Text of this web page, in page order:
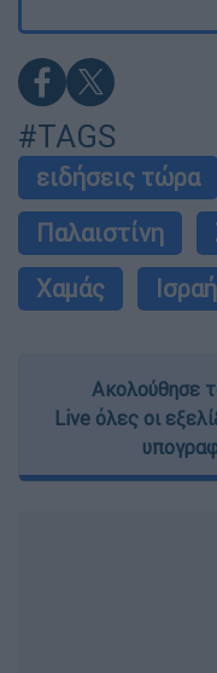
#TAGS
ειδήσεις τώρα
Παλαιστίνη
Χαμάς
Ακολούθησε
Live όλες οι